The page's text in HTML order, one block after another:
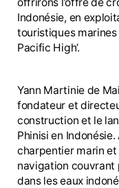
Indonésie, en
touristiques marines
Pacific High’.
Yann Martinie de
fondateur et
construction et le
Phinisi en
charpentier marin
navigation couvrant
dans les eaux